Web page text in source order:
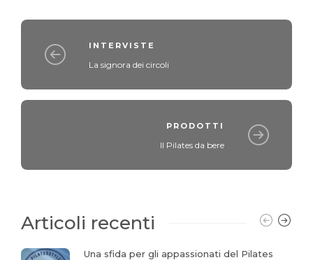
INTERVISTE
La signora dei circoli
PRODOTTI
Il Pilates da bere
Articoli recenti
Una sfida per gli appassionati del Pilates